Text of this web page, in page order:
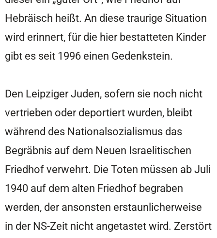
Hebräisch heißt. An diese traurige Situation
wird erinnert, für die hier bestatteten Kinder
gibt es seit 1996 einen Gedenkstein.
Den Leipziger Juden, sofern sie noch nicht
vertrieben oder deportiert wurden, bleibt
während des Nationalsozialismus das
Begräbnis auf dem Neuen Israelitischen
Friedhof verwehrt. Die Toten müssen ab Juli
1940 auf dem alten Friedhof begraben
werden, der ansonsten erstaunlicherweise
in der NS-Zeit nicht angetastet wird. Zerstört